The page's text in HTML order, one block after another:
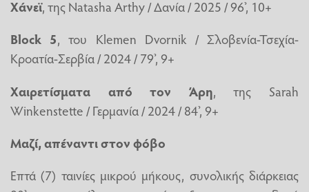
Χάνεϊ, της Natasha Arthy / Δανία / 2025 / 96’, 10+
Block 5, του Klemen Dvornik / Σλοβενία-Τσεχία-
Κροατία-Σερβία / 2024 / 79’, 9+
Χαιρετίσματα από τον Άρη, της Sarah
Winkenstette / Γερμανία / 2024 / 84’, 9+
Μαζί, απέναντι στον φόβο
Επτά (7) ταινίες μικρού μήκους, συνολικής διάρκειας